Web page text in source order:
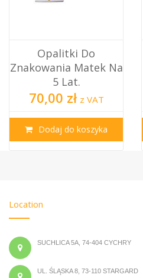
Opalitki Do
Znakowania Matek Na
5 Lat.
70,00 zł z VAT
Dodaj do koszyka
Location
SUCHLICA 5A, 74-404 CYCHRY
UL. ŚLĄSKA 8, 73-110 STARGARD